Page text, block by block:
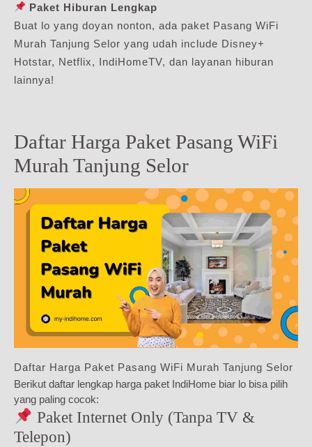
Paket Hiburan Lengkap
Buat lo yang doyan nonton, ada paket Pasang WiFi
Murah Tanjung Selor yang udah include Disney+
Hotstar, Netflix, IndiHomeTV, dan layanan hiburan
lainnya!
Daftar Harga Paket Pasang WiFi
Murah Tanjung Selor
Daftar Harga Paket Pasang WiFi Murah Tanjung Selor
Berikut daftar lengkap harga paket IndiHome biar lo bisa pilih
yang paling cocok:
Paket Internet Only (Tanpa TV &
Telepon)